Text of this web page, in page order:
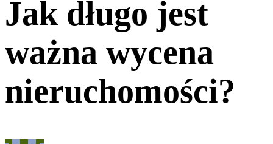
Jak długo jest
ważna wycena
nieruchomości?